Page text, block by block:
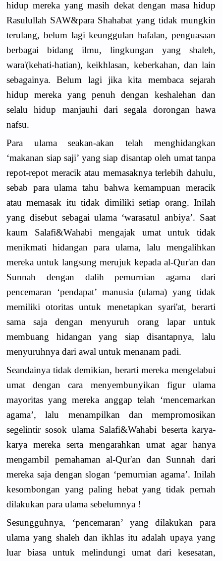
hidup mereka yang masih dekat dengan masa hidup
Rasulullah SAW&para Shahabat yang tidak mungkin
terulang, belum lagi keunggulan hafalan, penguasaan
berbagai bidang ilmu, lingkungan yang shaleh,
wara'(kehati-hatian), keikhlasan, keberkahan, dan lain
sebagainya. Belum lagi jika kita membaca sejarah
hidup mereka yang penuh dengan keshalehan dan
selalu hidup manjauhi dari segala dorongan hawa
nafsu.
Para ulama seakan-akan telah menghidangkan
‘makanan siap saji’ yang siap disantap oleh umat tanpa
repot-repot meracik atau memasaknya terlebih dahulu,
sebab para ulama tahu bahwa kemampuan meracik
atau memasak itu tidak dimiliki setiap orang. Inilah
yang disebut sebagai ulama ‘warasatul anbiya’. Saat
kaum Salafi&Wahabi mengajak umat untuk tidak
menikmati hidangan para ulama, lalu mengalihkan
mereka untuk langsung merujuk kepada al-Qur'an dan
Sunnah dengan dalih pemurnian agama dari
pencemaran ‘pendapat’ manusia (ulama) yang tidak
memiliki otoritas untuk menetapkan syari'at, berarti
sama saja dengan menyuruh orang lapar untuk
membuang hidangan yang siap disantapnya, lalu
menyuruhnya dari awal untuk menanam padi.
Seandainya tidak demikian, berarti mereka mengelabui
umat dengan cara menyembunyikan figur ulama
mayoritas yang mereka anggap telah ‘mencemarkan
agama’, lalu menampilkan dan mempromosikan
segelintir sosok ulama Salafi&Wahabi beserta karya-
karya mereka serta mengarahkan umat agar hanya
mengambil pemahaman al-Qur'an dan Sunnah dari
mereka saja dengan slogan ‘pemurnian agama’. Inilah
kesombongan yang paling hebat yang tidak pernah
dilakukan para ulama sebelumnya !
Sesungguhnya, ‘pencemaran’ yang dilakukan para
ulama yang shaleh dan ikhlas itu adalah upaya yang
luar biasa untuk melindungi umat dari kesesatan,